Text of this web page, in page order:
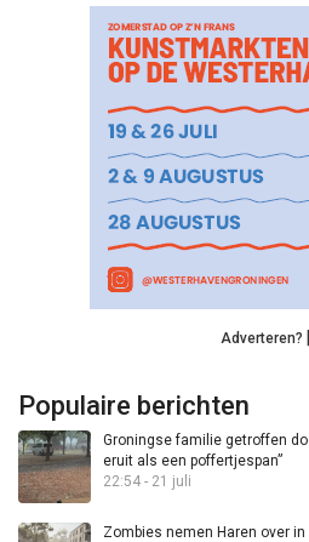
Adverteren?
Populaire berichten
Groningse familie getroffen
eruit als een poffertjespan”
22:54 - 21 juli
Zombies nemen Haren over